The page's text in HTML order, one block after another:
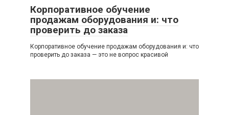
Корпоративное обучение
продажам оборудования и: что
проверить до заказа
Корпоративное обучение продажам оборудования и: что
проверить до заказа — это не вопрос красивой